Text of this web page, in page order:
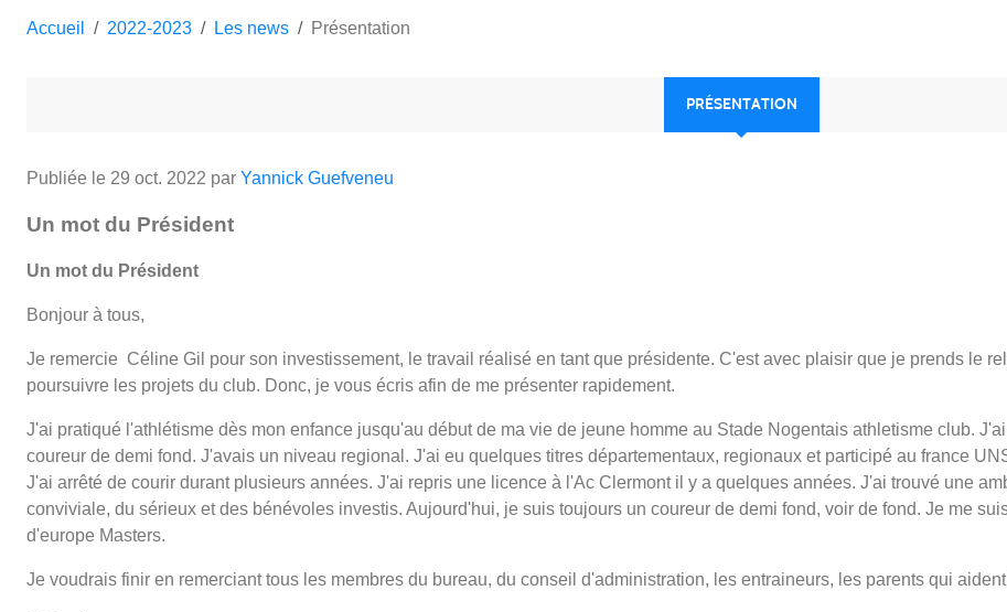
Accueil 2022-2023 Les news Présentation
PRÉSENTATION
Publiée le 29 oct. 2022 par Yannick Guefveneu
Un mot du Président
Un mot du Président
Bonjour à tous,
Je remercie Céline Gil pour son investissement, le travail réalisé en tant que présidente. C'est avec plaisir que je prends le
poursuivre les projets du club. Donc, je vous écris afin de me présenter rapidement.
J'ai pratiqué l'athlétisme dès mon enfance jusqu'au début de ma vie de jeune homme au Stade Nogentais athletisme club.
coureur de demi fond. J'avais un niveau regional. J'ai eu quelques titres départementaux, regionaux et participé au france
J'ai arrêté de courir durant plusieurs années. J'ai repris une licence à l'Ac Clermont il y a quelques années. J'ai trouvé une
conviviale, du sérieux et des bénévoles investis. Aujourd'hui, je suis toujours un coureur de demi fond, voir de fond. Je me
d'europe Masters.
Je voudrais finir en remerciant tous les membres du bureau, du conseil d'administration, les entraineurs, les parents qui